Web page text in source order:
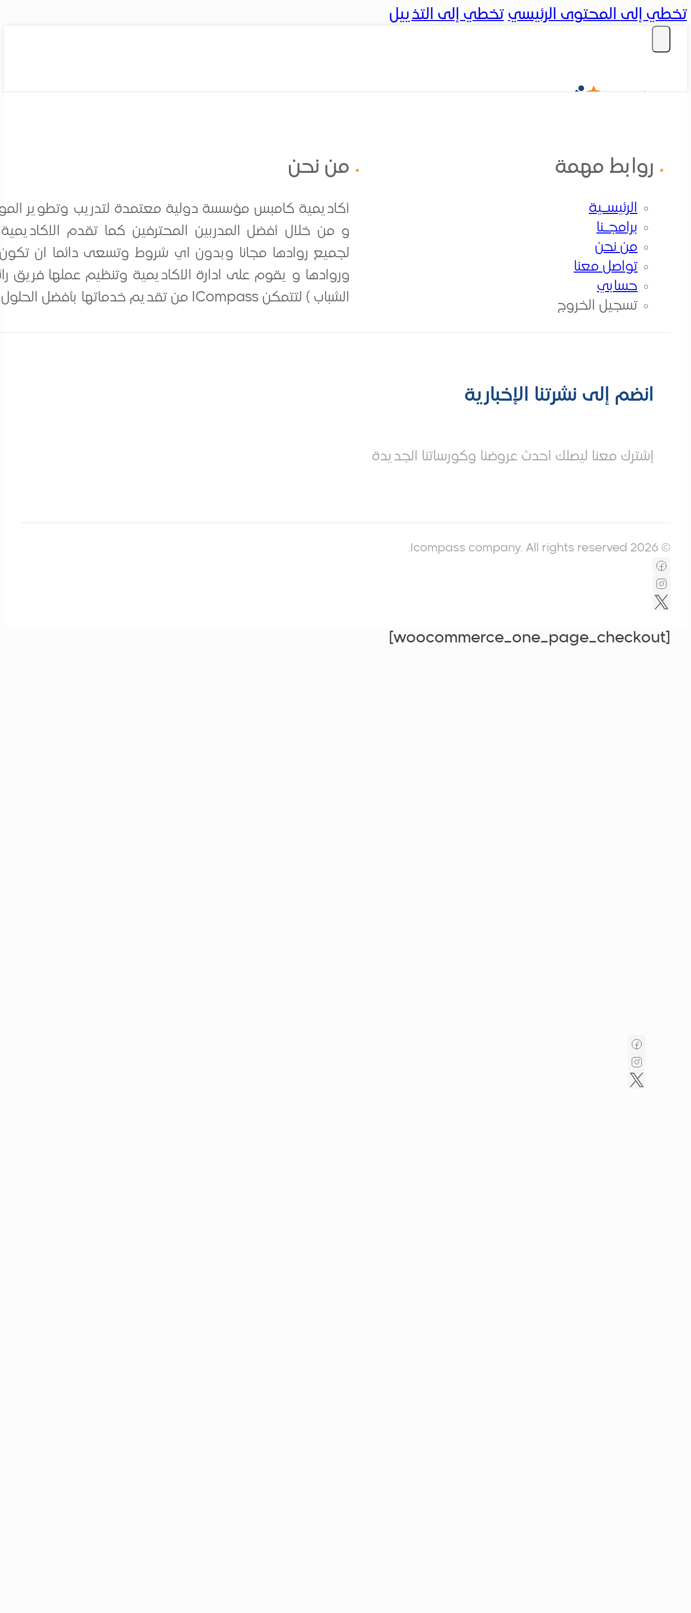
تخطي إلى المحتوى الرئيسي تخطي إلى التذييل
تسجيل دخول
الرئيســية
برامجــنا
من نحن
تواصــل معــنا
الكورسات
روابط مهمة
الرئيسـية
برامجـنا
من نحن
تواصل معنا
حسابي
تسجيل الخروج
من نحن
أكاديمية كامبس مؤسسة دولية معتمدة لتدريب وتطوير
و من خلال أفضل المدربين المحترفين كما تقدم
لجميع روادها مجانا وبدون اي شروط وتسعى دائما ان
وروادها و يقوم على ادارة الاكاديمية وتنظيم عملها فريق
الشباب ) لتتمكن ICompass من تقديم خدماتها بأفضل الحلول الحديثة المدعمة بالخبرات....
انضم إلى نشرتنا الإخبارية
إشترك معنا ليصلك أحدث عروضنا وكورساتنا الجديدة
© 2026 Icompass company. All rights reserved.